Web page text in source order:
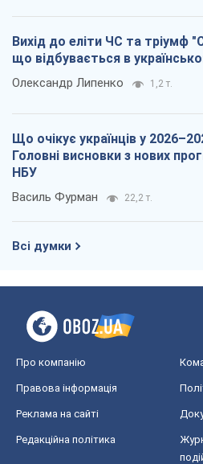
Вихід до еліти ЧС та тріумф
що відбувається в
Олександр Липенко 1,2 т.
Що очікує українців у
Головні висновки з нових
НБУ
Василь Фурман 22,2 т.
Всі думки
Про компанію
Правова інформація
Реклама на сайті
Редакційна політика